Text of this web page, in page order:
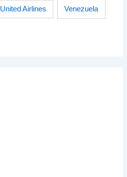
United Airlines Venezuela